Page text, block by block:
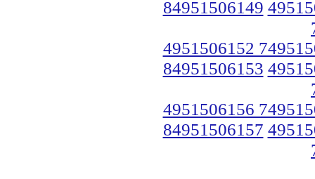
84951506149
4951506152
84951506153
4951506156
84951506157